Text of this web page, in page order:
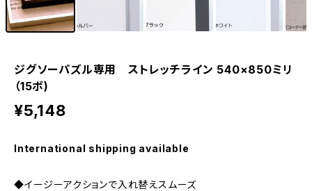
ジグソーパズル専用 ストレッチライン 540×850ミリ
（15ボ)
¥5,148
International shipping available
◆イージーアクションで入れ替えスムーズ